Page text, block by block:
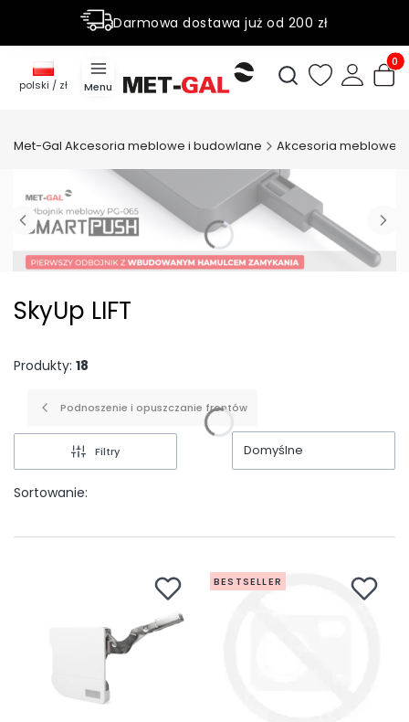
Darmowa dostawa już od 200 zł
Rabaty do 50% na wybrane produky
Menu
Otwórz
polski / zł
Met-Gal Akcesoria meblowe i budowlane Akcesoria meblowe
SkyUp LIFT
Produkty: 18
Podnoszenie i opuszczanie frontów
Filtry
Sortowanie:
Domyślne
BESTSELLER